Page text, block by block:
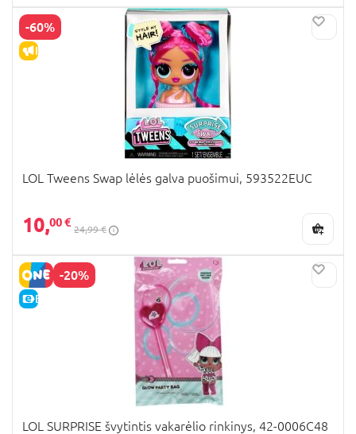
-60%
IŠPARDAVIMAS
LOL Tweens Swap lėlės galva puošimui, 593522EUC
10,00 €
24,99 €
-20%
E-KAINA
LOL SURPRISE švytintis vakarėlio rinkinys, 42-0006C48